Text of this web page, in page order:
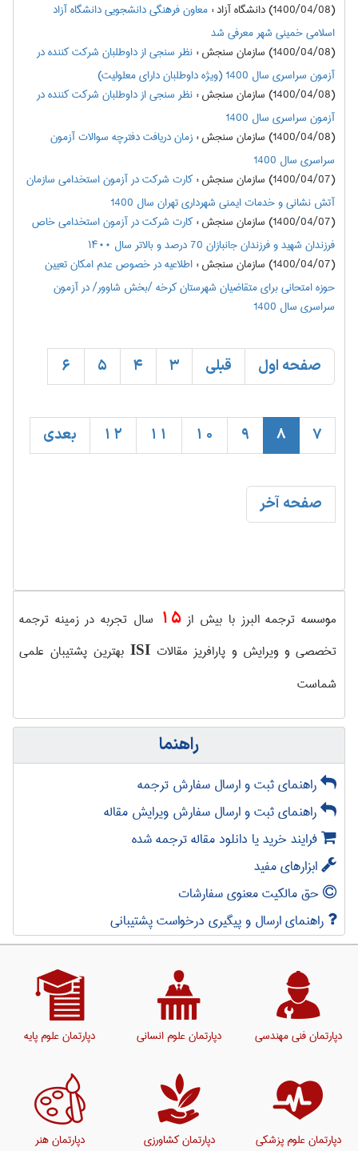
(1400/04/08) دانشگاه آزاد
:معاون فرهنگی دانشجویی دانشگاه آزاد
اسلامی خمینی شهر معرفی شد
(1400/04/08) سازمان سنجش
:نظر سنجي از داوطلبان شرکت کننده در
آزمون سراسري سال 1400 (ویژه داوطلبان دارای معلولیت)
(1400/04/08) سازمان سنجش
:نظر سنجي از داوطلبان شرکت کننده در
آزمون سراسري سال 1400
(1400/04/08) سازمان سنجش
:زمان دریافت دفترچه سوالات آزمون
سراسری سال 1400
(1400/04/07) سازمان سنجش
:كارت شركت در آزمون استخدامي سازمان
آتش نشاني و خدمات ايمني شهرداري تهران سال 1400
(1400/04/07) سازمان سنجش
:كارت شركت در آزمون استخدامي خاص
فرزندان شهيد و فرزندان جانبازان 70 درصد و بالاتر سال ۱۴۰۰
(1400/04/07) سازمان سنجش
:اطلاعيه در خصوص عدم امکان تعيين
حوزه امتحاني براي متقاضیان شهرستان کرخه /بخش شاوور/ در آزمون
سراسري سال 1400
صفحه اول قبلی 3
4
5
6
7
8
9
10
11
12 بعدی
صفحه آخر
موسسه ترجمه البرز با بیش از15 سال تجربه در زمینه ترجمه
تخصصی و ویرایش و پارافریز مقالاتISI بهترین پشتیبان علمی
شماست
راهنما
راهنمای ثبت و ارسال سفارش ترجمه
راهنمای ثبت و ارسال سفارش ویرایش مقاله
فرایند خرید یا دانلود مقاله ترجمه شده
ابزارهای مفید
حق مالکیت معنوی سفارشات
راهنمای ارسال و پیگیری درخواست پشتیبانی
دپارتمان فنی مهندسی دپارتمان علوم انسانی دپارتمان علوم پایه
دپارتمان علوم پزشکی دپارتمان کشاورزی دپارتمان هنر